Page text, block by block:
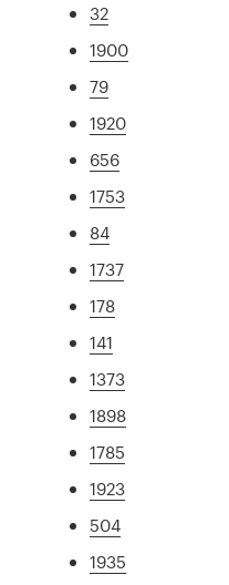
32
1900
79
1920
656
1753
84
1737
178
141
1373
1898
1785
1923
504
1935